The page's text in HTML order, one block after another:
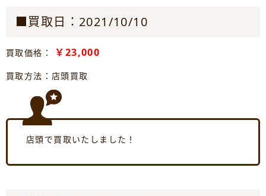
■買取日：2021/10/10
買取価格： ￥23,000
買取方法：店頭買取
店頭で買取いたしました！